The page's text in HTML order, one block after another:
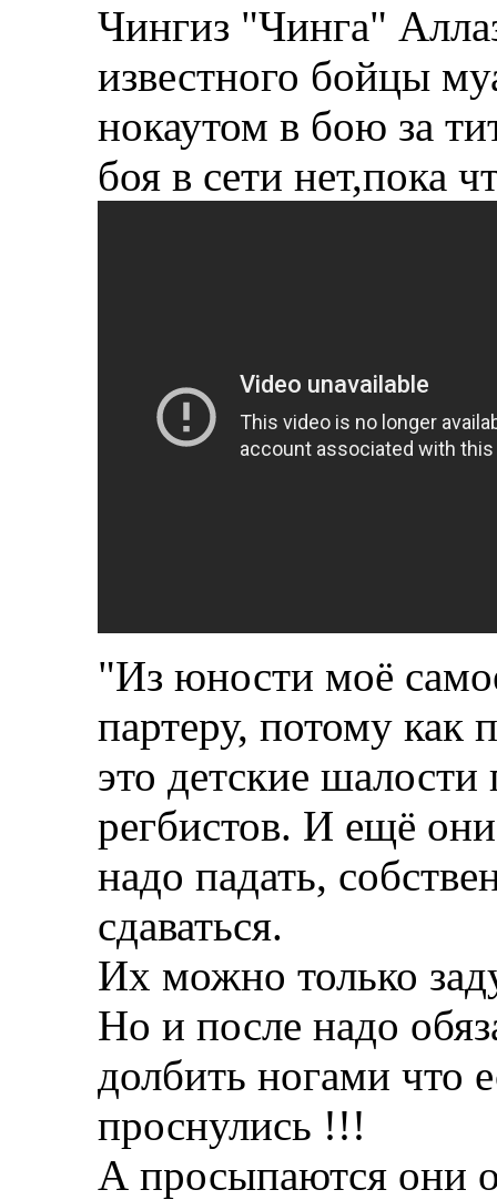
Чингиз "Чинга"
известного бойцы
нокаутом в бою за
боя в сети нет,пока
"Из юности моё
партеру, потому как
это детские
регбистов. И ещё
надо падать,
сдаваться.
Их можно только
Но и после надо
долбить ногами что
проснулись !!!
А просыпаются они